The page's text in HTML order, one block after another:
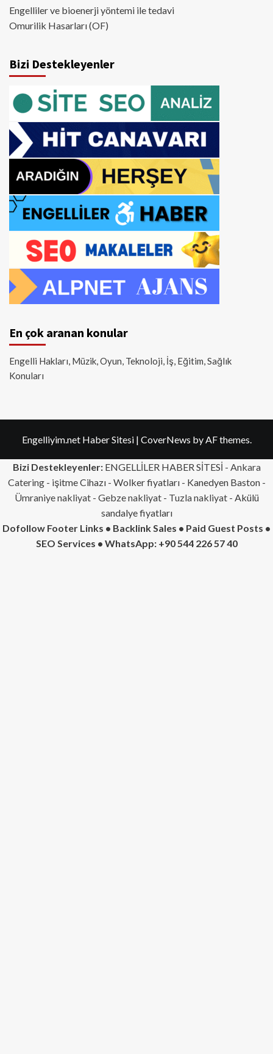
Engelliler ve bioenerji yöntemi ile tedavi
Omurilik Hasarları (OF)
Bizi Destekleyenler
En çok aranan konular
Engelli Hakları, Müzik, Oyun, Teknoloji, İş, Eğitim, Sağlık
Konuları
Engelliyim.net Haber Sitesi | CoverNews by AF themes.
Bizi Destekleyenler:ENGELLİLER HABER SİTESİ - Ankara
Catering- işitme Cihazı - Wolker fiyatları - Kanedyen Baston -
Ümraniye nakliyat- Gebze nakliyat- Tuzla nakliyat- Akülü
sandalye fiyatları
Dofollow Footer Links • Backlink Sales • Paid Guest Posts •
SEO Services • WhatsApp: +90 544 226 57 40